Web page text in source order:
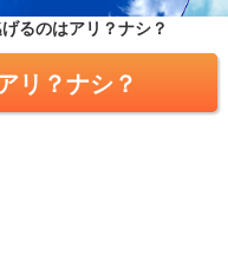
るのはアリ？ナシ？
リ？ナシ？